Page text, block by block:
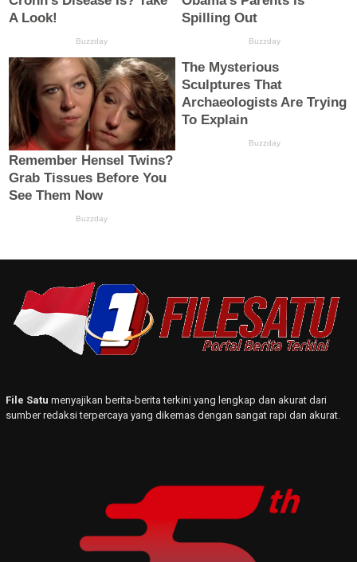
File Satu menyajikan berita-berita terkini yang lengkap dan akurat dari
sumber redaksi terpercaya yang dikemas dengan sangat rapi dan akurat.